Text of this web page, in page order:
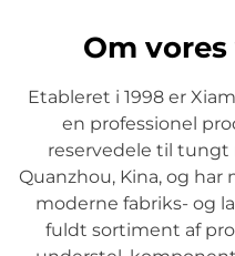
Om
Etableret i 1998 er
en professionel
reservedele til tungt
Quanzhou, Kina, og har
moderne fabriks- og
fuldt sortiment af